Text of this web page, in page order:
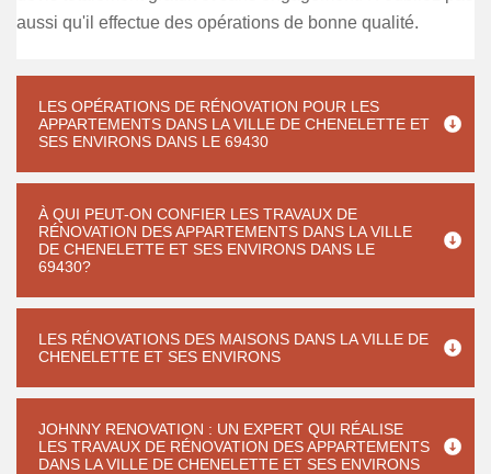
aussi qu'il effectue des opérations de bonne qualité.
LES OPÉRATIONS DE RÉNOVATION POUR LES
APPARTEMENTS DANS LA VILLE DE CHENELETTE ET
SES ENVIRONS DANS LE 69430
À QUI PEUT-ON CONFIER LES TRAVAUX DE
RÉNOVATION DES APPARTEMENTS DANS LA VILLE
DE CHENELETTE ET SES ENVIRONS DANS LE
69430?
LES RÉNOVATIONS DES MAISONS DANS LA VILLE DE
CHENELETTE ET SES ENVIRONS
JOHNNY RENOVATION : UN EXPERT QUI RÉALISE
LES TRAVAUX DE RÉNOVATION DES APPARTEMENTS
DANS LA VILLE DE CHENELETTE ET SES ENVIRONS